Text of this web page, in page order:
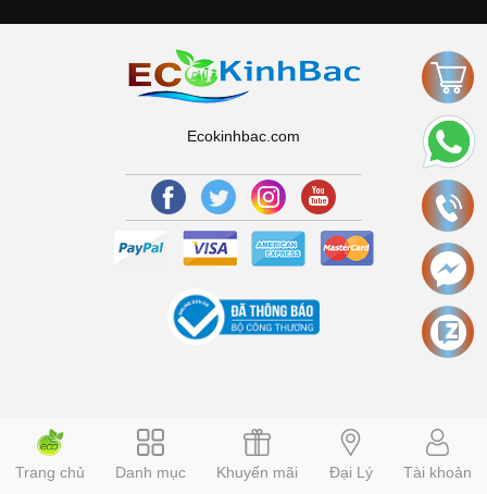
Ecokinhbac.com
Trang chủ Danh mục Khuyến mãi Đại Lý Tài khoản